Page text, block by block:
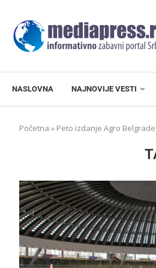
NASLOVNA NAJNOVIJE VESTI
Početna » Peto izdanje Agro